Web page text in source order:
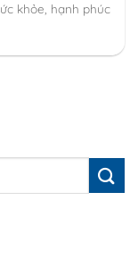
khỏe, hạnh phúc